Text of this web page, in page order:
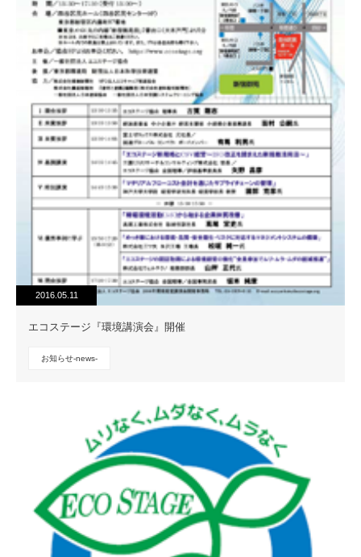
2016.05.11
エコステージ『環境講演会』開催
お知らせ-news-